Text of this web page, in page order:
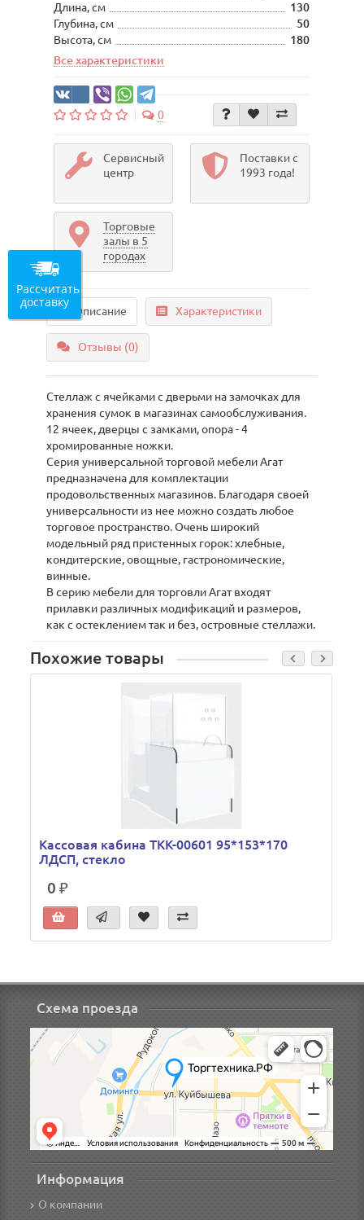
Длина, см
130
Глубина, см
50
Высота, см
180
Все характеристики
0
Сервисный
центр
Поставки с
1993 года!
Торговые
залы в 5
городах
Описание Характеристики
Отзывы (0)
Стеллаж с ячейками с дверьми на замочках для
хранения сумок в магазинах самообслуживания.
12 ячеек, дверцы с замками, опора - 4
хромированные ножки.
Серия универсальной торговой мебели Агат
предназначена для комплектации
продовольственных магазинов. Благодаря своей
универсальности из нее можно создать любое
торговое пространство. Очень широкий
модельный ряд пристенных горок: хлебные,
кондитерские, овощные, гастрономические,
винные.
В серию мебели для торговли Агат входят
прилавки различных модификаций и размеров,
как с остеклением так и без, островные стеллажи.
Похожие товары
Кассовая кабина ТКК-00601 95*153*170
ЛДСП, стекло
0 ₽
Схема проезда
Информация
О компании
Рассчитать
доставку